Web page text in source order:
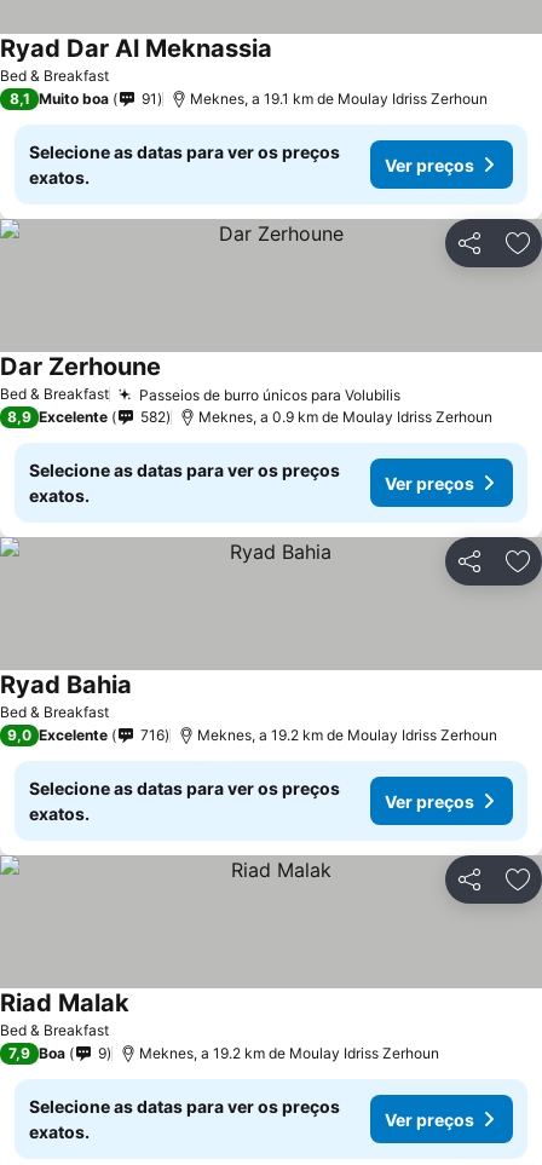
Bed & Breakfast
Ryad Dar Al Meknassia
8,1 Muito boa 91 Meknes, a 19.1 km de Moulay Idriss Zerhoun
Selecione as datas para ver os preços
exatos.
Ver preços
Partilhar
Bed & Breakfast Passeios de burro únicos para VolubilisVer preços
Dar Zerhoune
8,9 Excelente 582 Meknes, a 0.9 km de Moulay Idriss Zerhoun
Selecione as datas para ver os preços
exatos.
Ver preços
Partilhar
Bed & Breakfast
Ryad Bahia
9,0 Excelente 716 Meknes, a 19.2 km de Moulay Idriss Zerhoun
Selecione as datas para ver os preços
exatos.
Ver preços
Partilhar
Bed & Breakfast
Riad MalakVer preços
7,9 Boa 9 Meknes, a 19.2 km de Moulay Idriss Zerhoun
Selecione as datas para ver os preços
exatos.
Ver preços